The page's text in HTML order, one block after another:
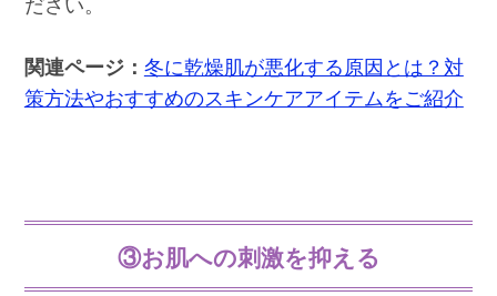
ださい。
関連ページ： 冬に乾燥肌が悪化する原因とは？対
策方法やおすすめのスキンケアアイテムをご紹介
③お肌への刺激を抑える